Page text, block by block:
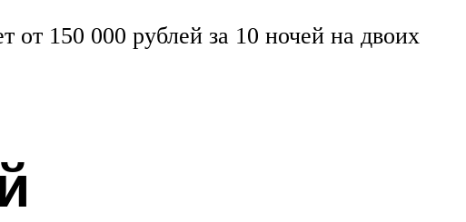
от 150 000 рублей за 10 ночей на двоих